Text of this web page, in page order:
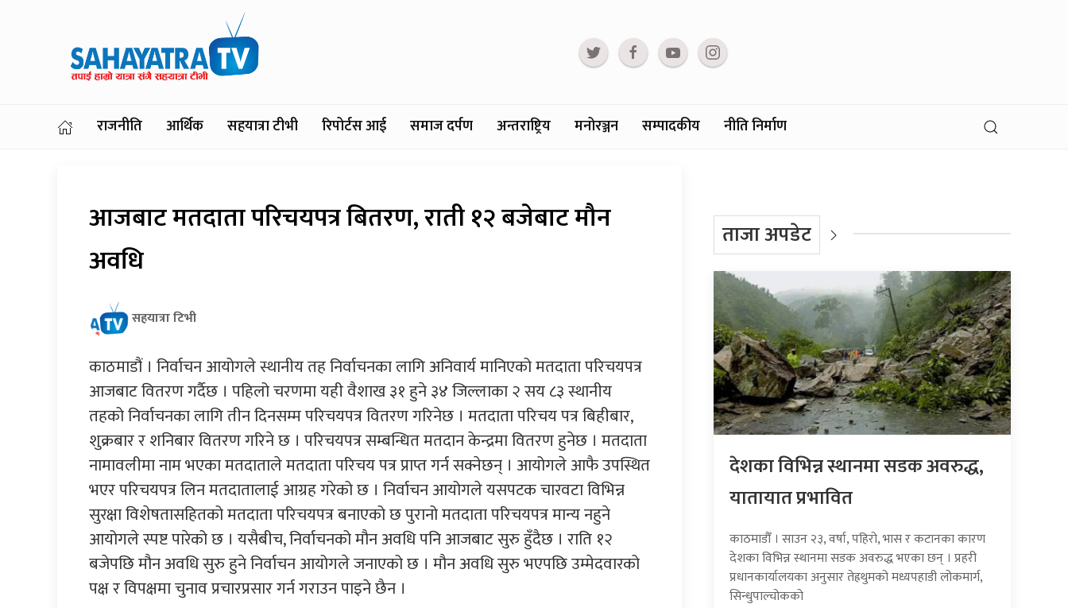
राजनीति आर्थिक सहयात्रा टीभी रिपोर्टस आई समाज दर्पण अन्तराष्ट्रिय मनोरञ्जन सम्पादकीय नीति निर्माण
आजबाट मतदाता परिचयपत्र बितरण, राती १२ बजेबाट मौन
अवधि
सहयात्रा टिभी
काठमाडौं । निर्वाचन आयोगले स्थानीय तह निर्वाचनका लागि अनिवार्य मानिएको मतदाता परिचयपत्र
आजबाट वितरण गर्दैछ । पहिलो चरणमा यही वैशाख ३१ हुने ३४ जिल्लाका २ सय ८३ स्थानीय
तहको निर्वाचनका लागि तीन दिनसम्म परिचयपत्र वितरण गरिनेछ । मतदाता परिचय पत्र बिहीबार,
शुक्रबार र शनिबार वितरण गरिने छ । परिचयपत्र सम्बन्धित मतदान केन्द्रमा वितरण हुनेछ । मतदाता
नामावलीमा नाम भएका मतदाताले मतदाता परिचय पत्र प्राप्त गर्न सक्नेछन् । आयोगले आफै उपस्थित
भएर परिचयपत्र लिन मतदातालाई आग्रह गरेको छ । निर्वाचन आयोगले यसपटक चारवटा विभिन्न
सुरक्षा विशेषतासहितको मतदाता परिचयपत्र बनाएको छ पुरानो मतदाता परिचयपत्र मान्य नहुने
आयोगले स्पष्ट पारेको छ । यसैबीच, निर्वाचनको मौन अवधि पनि आजबाट सुरु हुँदैछ । राति १२
बजेपछि मौन अवधि सुरु हुने निर्वाचन आयोगले जनाएको छ । मौन अवधि सुरु भएपछि उम्मेदवारको
पक्ष र विपक्षमा चुनाव प्रचारप्रसार गर्न गराउन पाइने छैन ।
ताजा अपडेट
देशका विभिन्न स्थानमा सडक अवरुद्ध,
यातायात प्रभावित
काठमाडौँ । साउन २३, वर्षा, पहिरो, भास र कटानका कारण
देशका विभिन्न स्थानमा सडक अवरुद्ध भएका छन् । प्रहरी
प्रधानकार्यालयका अनुसार तेह्रथुमको मध्यपहाडी लोकमार्ग,
सिन्धुपाल्चोकको